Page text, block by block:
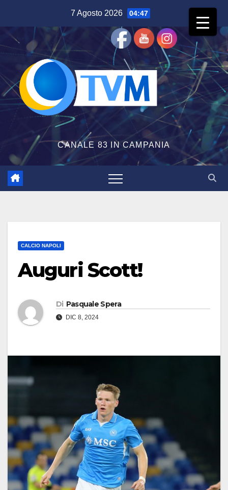
contenuto
7 Agosto 2026 04:47
CANALE 83 IN CAMPANIA
CALCIO NAPOLI
Auguri Scott!
Di Pasquale Spera
DIC 8, 2024